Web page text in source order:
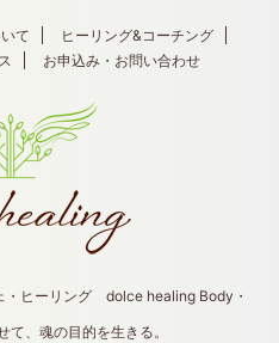
て
ヒーリング&コーチング
お申込み・お問い合わせ
ヒーリング dolce healing Body・
、魂の目的を生きる。